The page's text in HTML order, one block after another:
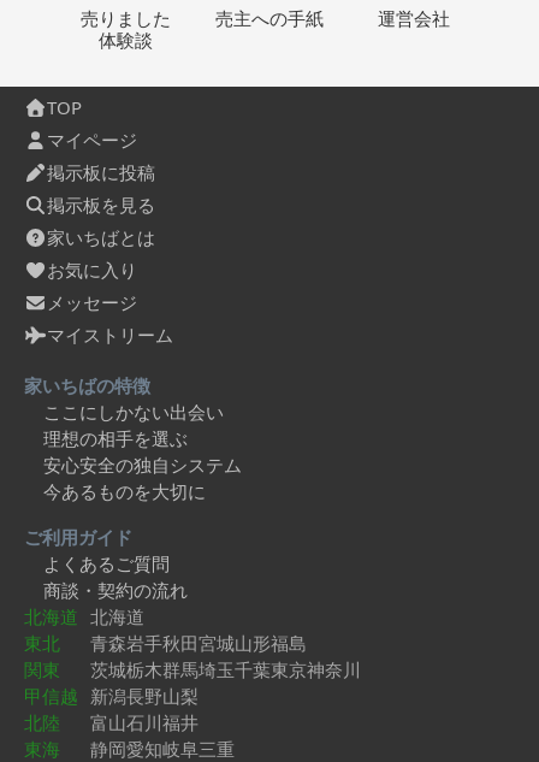
売りました
体験談
売主への手紙 運営会社
TOP
マイページ
掲示板に投稿
掲示板を見る
家いちばとは
お気に入り
メッセージ
マイストリーム
家いちばの特徴
ここにしかない出会い
理想の相手を選ぶ
安心安全の独自システム
今あるものを大切に
ご利用ガイド
よくあるご質問
商談・契約の流れ
北海道 北海道
東北
青森岩手秋田宮城山形福島
関東
茨城栃木群馬埼玉千葉東京神奈川
甲信越 新潟長野山梨
北陸
富山石川福井
東海
静岡愛知岐阜三重